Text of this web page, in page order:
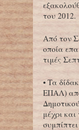
του 2012.
Από τον
οποία
τιμές
• Τα
ΕΠΑΛ)
μέχρι